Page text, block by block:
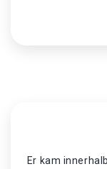
Er kam